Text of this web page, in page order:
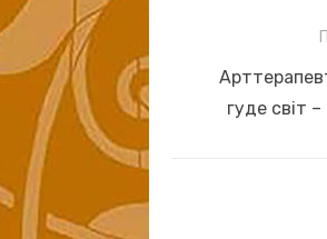
записів
Previous
post:
гуде світ